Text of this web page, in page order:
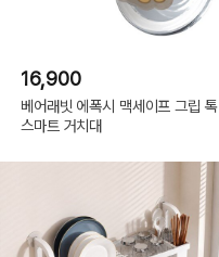
16,900
베어래빗 에폭시 맥세이프 그립 톡
스마트 거치대